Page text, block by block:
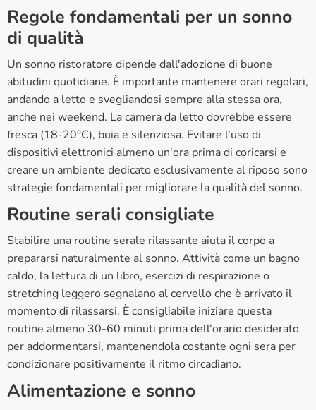
Regole fondamentali per un sonno
di qualità
Un sonno ristoratore dipende dall'adozione di buone
abitudini quotidiane. È importante mantenere orari regolari,
andando a letto e svegliandosi sempre alla stessa ora,
anche nei weekend. La camera da letto dovrebbe essere
fresca (18-20°C), buia e silenziosa. Evitare l'uso di
dispositivi elettronici almeno un'ora prima di coricarsi e
creare un ambiente dedicato esclusivamente al riposo sono
strategie fondamentali per migliorare la qualità del sonno.
Routine serali consigliate
Stabilire una routine serale rilassante aiuta il corpo a
prepararsi naturalmente al sonno. Attività come un bagno
caldo, la lettura di un libro, esercizi di respirazione o
stretching leggero segnalano al cervello che è arrivato il
momento di rilassarsi. È consigliabile iniziare questa
routine almeno 30-60 minuti prima dell'orario desiderato
per addormentarsi, mantenendola costante ogni sera per
condizionare positivamente il ritmo circadiano.
Alimentazione e sonno